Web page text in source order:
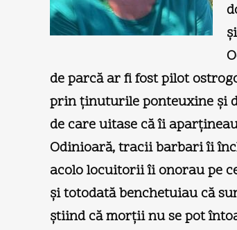
de parcă ar fi fost pilot
prin ţinuturile ponteuxine şi
de care uitase că îi
Odinioară, tracii barbari îi
acolo locuitorii îi onorau pe
şi totodată benchetuiau că
ştiind că morţii nu se pot